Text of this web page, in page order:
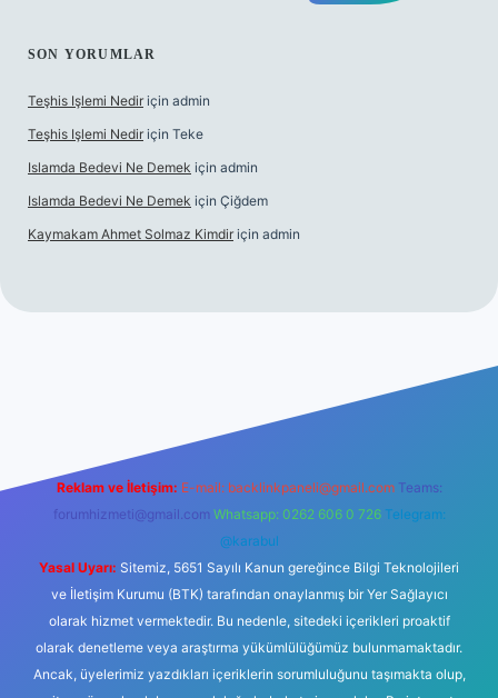
SON YORUMLAR
Teşhis Işlemi Nedir için admin
Teşhis Işlemi Nedir için Teke
Islamda Bedevi Ne Demek için admin
Islamda Bedevi Ne Demek için Çiğdem
Kaymakam Ahmet Solmaz Kimdir için admin
Reklam ve İletişim: E-mail: backlinkpaneli@gmail.com Teams:
forumhizmeti@gmail.com Whatsapp: 0262 606 0 726 Telegram:
@karabul
Yasal Uyarı: Sitemiz, 5651 Sayılı Kanun gereğince Bilgi Teknolojileri
ve İletişim Kurumu (BTK) tarafından onaylanmış bir Yer Sağlayıcı
olarak hizmet vermektedir. Bu nedenle, sitedeki içerikleri proaktif
olarak denetleme veya araştırma yükümlülüğümüz bulunmamaktadır.
Ancak, üyelerimiz yazdıkları içeriklerin sorumluluğunu taşımakta olup,